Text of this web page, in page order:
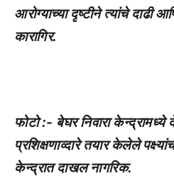
आरोग्याच्या दृष्टीने त्यांचे दाढी
कारागिर.
फोटो :- बेघर निवारा
प्रशिक्षणाव्दारे तयार केलेले
केन्द्रात दाखल नागरिक.